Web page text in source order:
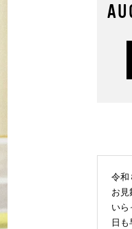
令和
お見
いら
日